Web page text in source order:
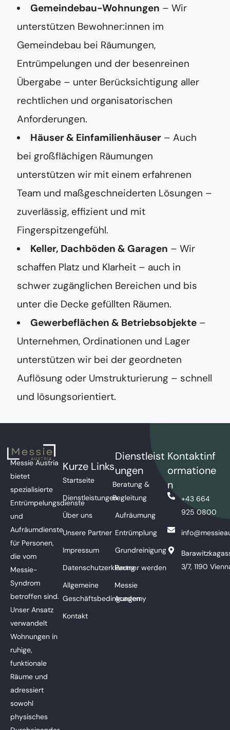
Gemeindebau-Wohnungen – Wir
unterstützen Bewohner:innen im
Gemeindebau bei Räumungen,
Entrümpelungen und der besenreinen
Übergabe – unter Berücksichtigung aller
rechtlichen und organisatorischen
Anforderungen.
Häuser & Einfamilienhäuser – Auch
bei großflächigen Räumungen
unterstützen wir mit einem erfahrenen
Team und maßgeschneiderten Lösungen –
zuverlässig, effizient und mit
Fingerspitzengefühl.
Keller, Dachböden & Garagen – Wir
schaffen Platz und Klarheit – auch in
schwer zugänglichen Bereichen und bis
unter die Decke gefüllten Räumen.
Gewerbeflächen & Betriebsobjekte –
Unternehmen, Ordinationen und Lager
unterstützen wir bei der geordneten
Auflösung oder Umstrukturierung – schnell
und lösungsorientiert.
Messie Austria
bietet
spezialisierte
Entrümpelungsdienste
und
Aufräumdienste
für Personen,
die vom
Messie-
Syndrom
betroffen sind.
Unser Ansatz
verwandelt
Wohnungen in
ruhige,
funktionale
Räume und
adressiert
sowohl
physisches
Kurze Links
Startseite
Dienstleistungen
Über uns
Unsere Partner
Impressum
Datenschutzerklärung
Allgemeine
Geschäftsbedingungen
Kontakt
Dienstleist
ungen
Beratung &
Begleitung
Aufräumung
Entrümplung
Grundreinigung
Partner werden
Messie
Academy
Kontaktinf
ormatione
n
+43 664
925 0800
3/7, 1190